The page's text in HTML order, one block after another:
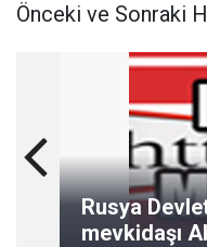
Önceki ve Sonraki
Rusya
mevkidaşı